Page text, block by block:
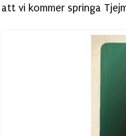
att vi kommer springa